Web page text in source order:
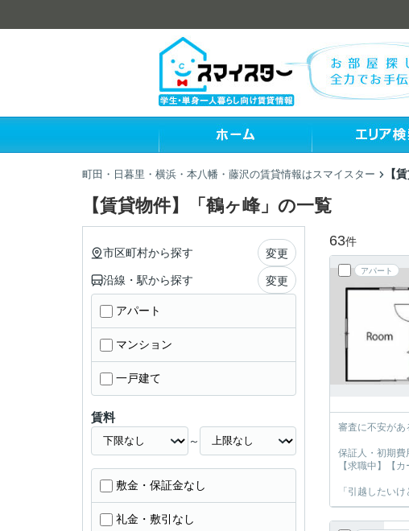
町田・日暮里・横浜・本八幡・藤沢の賃貸情報はスマイスター 【
【賃貸物件】「鶴ヶ峰」の一覧
63件
アパート
審査に不安があ
保証人・初期費
【求職中】【
「引越したい
市区町村から探す 変更
沿線・駅から探す 変更
アパート
マンション
一戸建て
賃料
～
敷金・保証金なし
礼金・敷引なし